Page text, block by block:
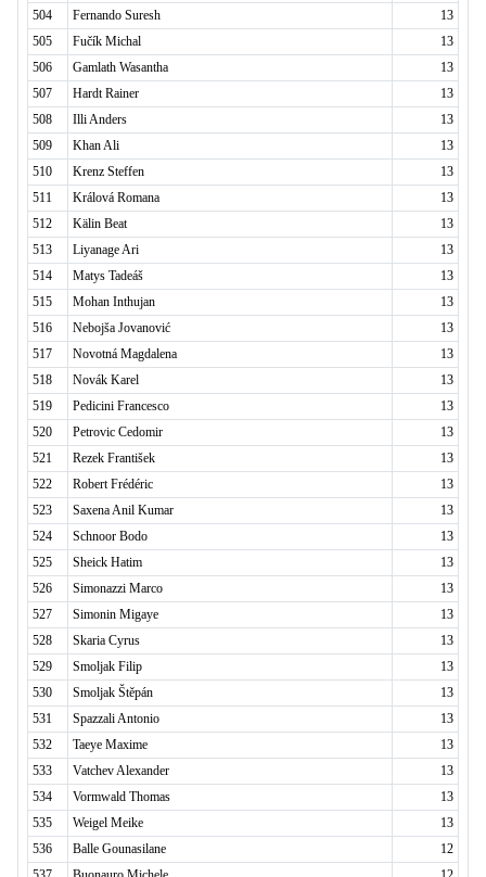
504
Fernando Suresh
13
505
Fučík Michal
13
506
Gamlath Wasantha
13
507
Hardt Rainer
13
508
Illi Anders
13
509
Khan Ali
13
510
Krenz Steffen
13
511
Králová Romana
13
512
Kälin Beat
13
513
Liyanage Ari
13
514
Matys Tadeáš
13
515
Mohan Inthujan
13
516
Nebojša Jovanović
13
517
Novotná Magdalena
13
518
Novák Karel
13
519
Pedicini Francesco
13
520
Petrovic Cedomir
13
521
Rezek František
13
522
Robert Frédéric
13
523
Saxena Anil Kumar
13
524
Schnoor Bodo
13
525
Sheick Hatim
13
526
Simonazzi Marco
13
527
Simonin Migaye
13
528
Skaria Cyrus
13
529
Smoljak Filip
13
530
Smoljak Štěpán
13
531
Spazzali Antonio
13
532
Taeye Maxime
13
533
Vatchev Alexander
13
534
Vormwald Thomas
13
535
Weigel Meike
13
536
Balle Gounasilane
12